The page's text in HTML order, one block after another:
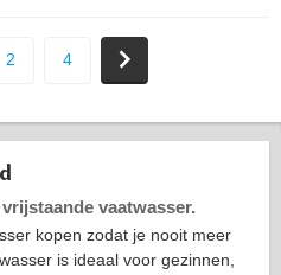
2 4
vaatwasser.
kopen zodat je nooit meer
is ideaal voor gezinnen,